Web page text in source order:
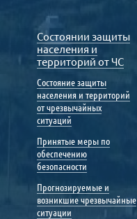
Состоянии защиты
населения и
территорий от ЧС
Состояние защиты
населения и территорий
от чрезвычайных
ситуаций
Принятые меры по
обеспечению
безопасности
Прогнозируемые и
возникшие чрезвычайные
ситуации